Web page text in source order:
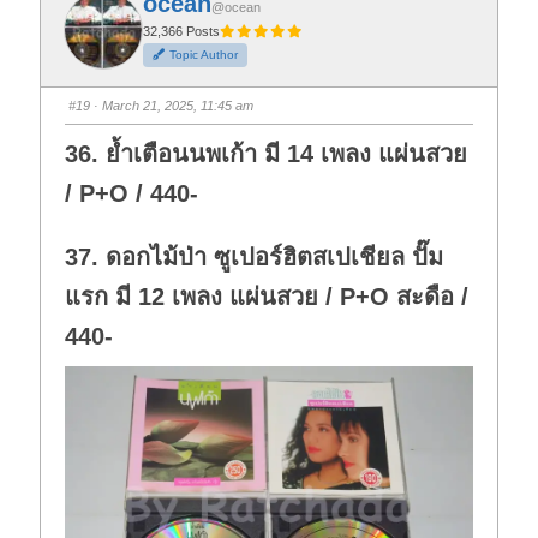
o
r
t
h
u
m
b
d
o
n
.
o
t
h
u
m
b
u
p
@ocean
32,366 Posts
Topic Author
#19 · March 21, 2025, 11:45 am
36. ย้ำเตือนนพเก้า มี 14 เพลง แผ่นสวย
/ P+O / 440-
37. ดอกไม้ป่า ซูเปอร์ฮิตสเปเชียล ปั๊ม
แรก มี 12 เพลง แผ่นสวย / P+O สะดือ /
440-